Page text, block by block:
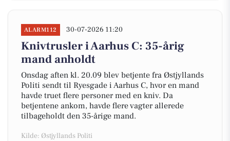
ALARM112 30-07-2026 11:20
Knivtrusler i Aarhus C: 35-årig
mand anholdt
Onsdag aften kl. 20.09 blev betjente fra Østjyllands
Politi sendt til Ryesgade i Aarhus C, hvor en mand
havde truet flere personer med en kniv. Da
betjentene ankom, havde flere vagter allerede
tilbageholdt den 35-årige mand.
Kilde: Østjyllands Politi